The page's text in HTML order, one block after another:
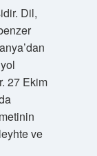
Dil,
27 Ekim
ve